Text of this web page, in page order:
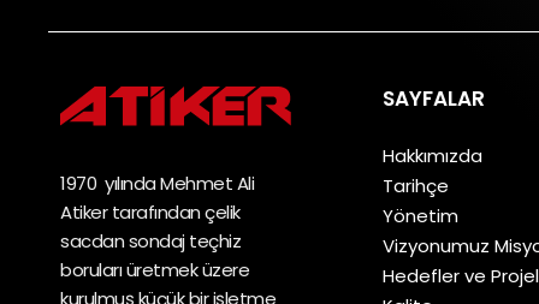
1970 yılında Mehmet Ali
Atiker tarafından çelik
sacdan sondaj teçhiz
boruları üretmek üzere
kurulmuş küçük bir işletme
SAYFALAR
Hakkımızda
Tarihçe
Yönetim
Vizyonumuz
Hedefler ve